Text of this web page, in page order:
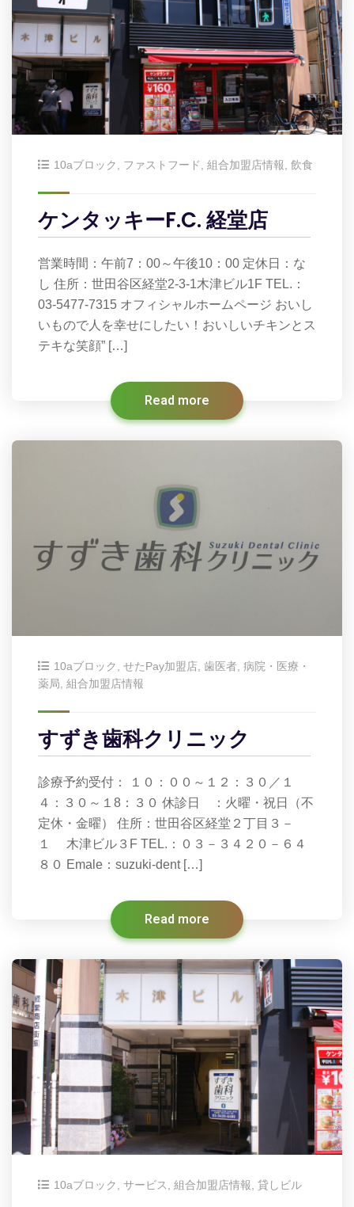
10aブロック ファストフード 組合加盟店情報 飲食
ケンタッキーF.C. 経堂店
営業時間：午前7：00～午後10：00 定休日：な
し 住所：世田谷区経堂2-3-1木津ビル1F TEL.：
03-5477-7315 オフィシャルホームページ おいし
いもので人を幸せにしたい！おいしいチキンとス
テキな笑顔” […]
Read more
10aブロック せたPay加盟店 歯医者 病院・医療・
薬局 組合加盟店情報
すずき歯科クリニック
診療予約受付： １０：００～１２：３０／１
４：３０～１8：３０ 休診日 ：火曜・祝日（不
定休・金曜） 住所：世田谷区経堂２丁目３－
１ 木津ビル３F TEL.：０３－３４２０－６４
８０ Emale：suzuki-dent […]
Read more
10aブロック, サービス, 組合加盟店情報, 貸しビル